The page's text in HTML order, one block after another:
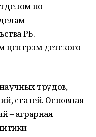
по
РБ.
центром детского
трудов,
статей. Основная
– аграрная